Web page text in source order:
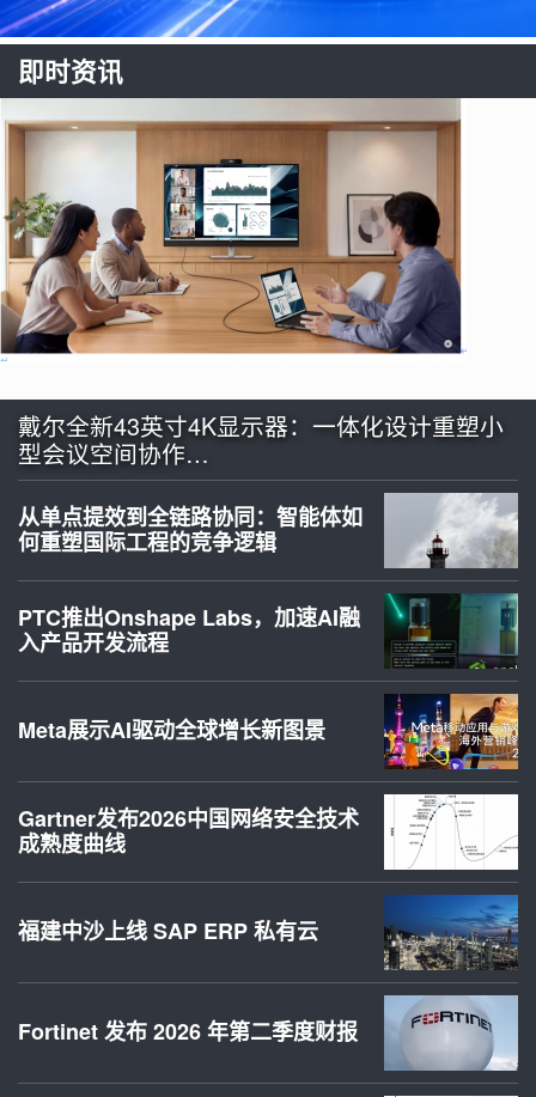
即时资讯
戴尔全新43英寸4K显示器：一体化设计重塑小
型会议空间协作…
从单点提效到全链路协同：智能体如
何重塑国际工程的竞争逻辑
PTC推出Onshape Labs，加速AI融
入产品开发流程
Meta展示AI驱动全球增长新图景
Gartner发布2026中国网络安全技术
成熟度曲线
福建中沙上线 SAP ERP 私有云
Fortinet 发布 2026 年第二季度财报